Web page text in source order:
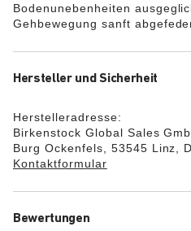
Bodenunebenheiten
Gehbewegung sanft
Hersteller und Sicherheit
Herstelleradresse:
Birkenstock Global Sales
Burg Ockenfels, 53545 Linz,
Kontaktformular
Bewertungen